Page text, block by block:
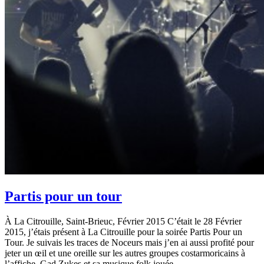
Partis pour un tour
À La Citrouille, Saint-Brieuc, Février 2015 C’était le 28 Février
2015, j’étais présent à La Citrouille pour la soirée Partis Pour un
Tour. Je suivais les traces de Noceurs mais j’en ai aussi profité pour
jeter un œil et une oreille sur les autres groupes costarmoricains à